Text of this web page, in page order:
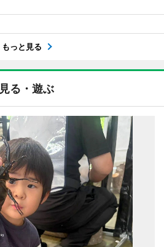
もっと見る
見る・遊ぶ